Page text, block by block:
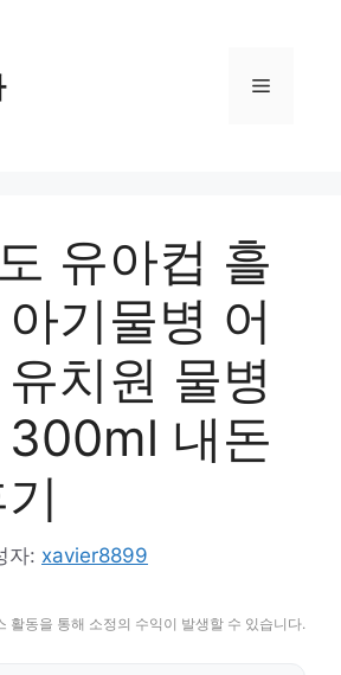
메
유아컵 흘
기물병 어
치원 물병
300ml 내돈
자: xavier8899
활동을 통해 소정의 수익이 발생할 수 있습니다.